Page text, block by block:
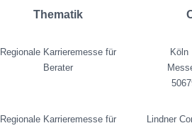
Thematik
Regionale Karrieremesse für
Berater
Köln
Regionale Karrieremesse für
Lindner